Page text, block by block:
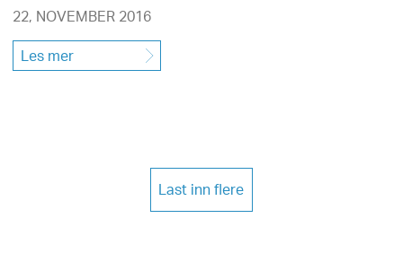
22, NOVEMBER 2016
Les mer
Last inn flere